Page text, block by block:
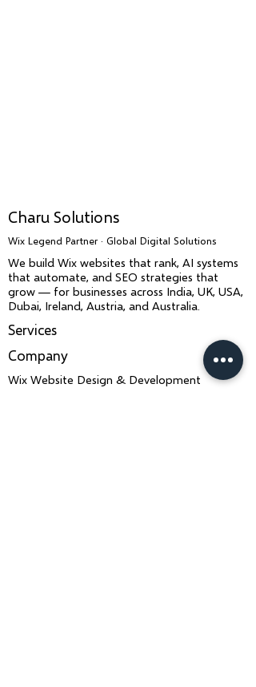
Charu Solutions
Wix Legend Partner · Global Digital Solutions
We build Wix websites that rank, AI systems
that automate, and SEO strategies that
grow — for businesses across India, UK, USA,
Dubai, Ireland, Austria, and Australia.
Services
Company
Wix Website Design & Development